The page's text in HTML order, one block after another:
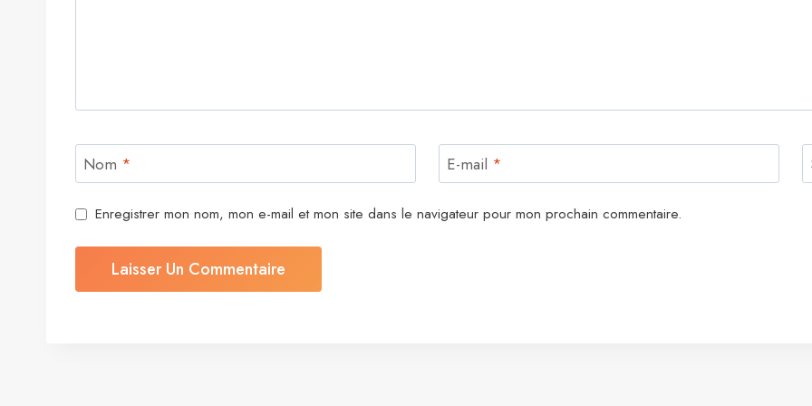
Nom * E-mail *
Enregistrer mon nom, mon e-mail et mon site dans le navigateur pour mon prochain commentaire.